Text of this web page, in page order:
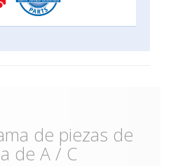
de piezas de
de A / C